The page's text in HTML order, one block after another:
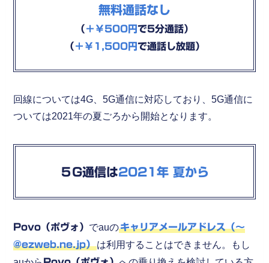
無料通話なし
（ ＋￥500円で5分通話）
（ ＋￥1,500円で通話し放題）
回線については4G、5G通信に対応しており、5G通信に
ついては2021年の夏ごろから開始となります。
５G通信は2021年 夏から
Povo（ポヴォ） でauのキャリアメールアドレス（～
@ezweb.ne.jp）は利用することはできません。もし